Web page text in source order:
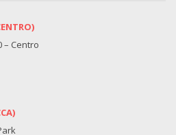
– Centro